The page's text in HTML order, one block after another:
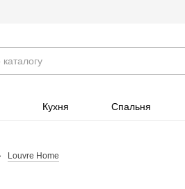
Кухня Спальня
Louvre Home